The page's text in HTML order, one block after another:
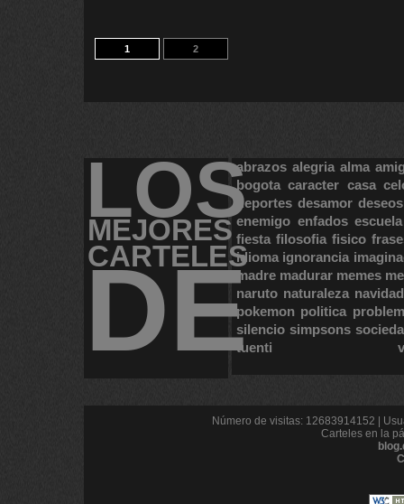
1 2
LOS
MEJORES
CARTELES
DE
abrazos alegria alma
bogota caracter casa
deportes desamor deseos
enemigo enfados escuela
fiesta filosofia fisico
idioma ignorancia
madre madurar memes
naruto naturaleza navidad
pokemon politica
silencio simpsons
tuenti
Número de visitas: 12683914152 |
Carteles en la